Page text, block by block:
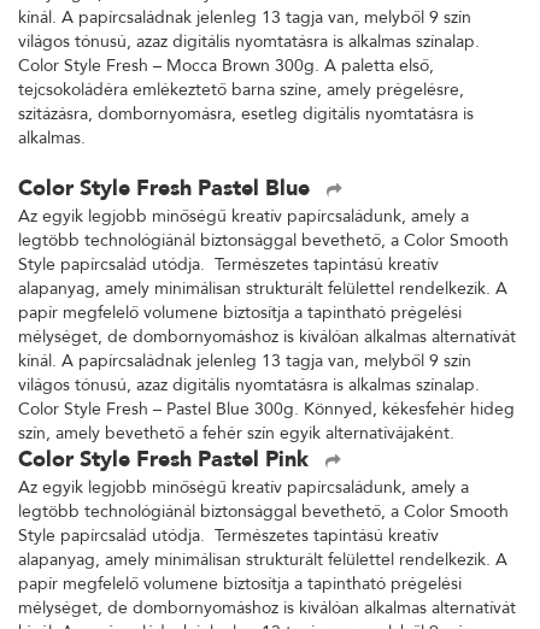
kínál. A papírcsaládnak jelenleg 13 tagja van, melyből 9 szín
világos tónusú, azaz digitális nyomtatásra is alkalmas színalap.
Color Style Fresh – Mocca Brown 300g. A paletta első,
tejcsokoládéra emlékeztető barna színe, amely prégelésre,
szitázásra, dombornyomásra, esetleg digitális nyomtatásra is
alkalmas.
Color Style Fresh Pastel Blue
Az egyik legjobb minőségű kreatív papírcsaládunk, amely a
legtöbb technológiánál biztonsággal bevethető, a Color Smooth
Style papírcsalád utódja. Természetes tapintású kreatív
alapanyag, amely minimálisan strukturált felülettel rendelkezik. A
papír megfelelő volumene biztosítja a tapintható prégelési
mélységet, de dombornyomáshoz is kiválóan alkalmas alternatívát
kínál. A papírcsaládnak jelenleg 13 tagja van, melyből 9 szín
világos tónusú, azaz digitális nyomtatásra is alkalmas színalap.
Color Style Fresh – Pastel Blue 300g. Könnyed, kékesfehér hideg
szín, amely bevethető a fehér szín egyik alternatívájaként.
Color Style Fresh Pastel Pink
Az egyik legjobb minőségű kreatív papírcsaládunk, amely a
legtöbb technológiánál biztonsággal bevethető, a Color Smooth
Style papírcsalád utódja. Természetes tapintású kreatív
alapanyag, amely minimálisan strukturált felülettel rendelkezik. A
papír megfelelő volumene biztosítja a tapintható prégelési
mélységet, de dombornyomáshoz is kiválóan alkalmas alternatívát